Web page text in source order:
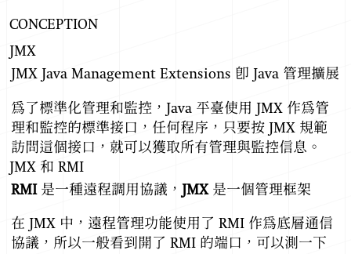
CONCEPTION
JMX
JMX Java Management Extensions 即 Java 管理擴展
為了標準化管理和監控，Java 平臺使用 JMX 作為管
理和監控的標準接口，任何程序，只要按 JMX 規範
訪問這個接口，就可以獲取所有管理與監控信息。
JMX 和 RMI
RMI是一種遠程調用協議， JMX是一個管理框架
在 JMX 中，遠程管理功能使用了 RMI 作為底層通信
協議，所以一般看到開了 RMI 的端口，可以測一下